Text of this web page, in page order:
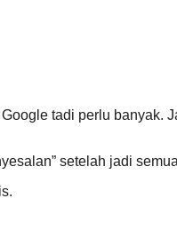
tadi perlu banyak.
setelah jadi